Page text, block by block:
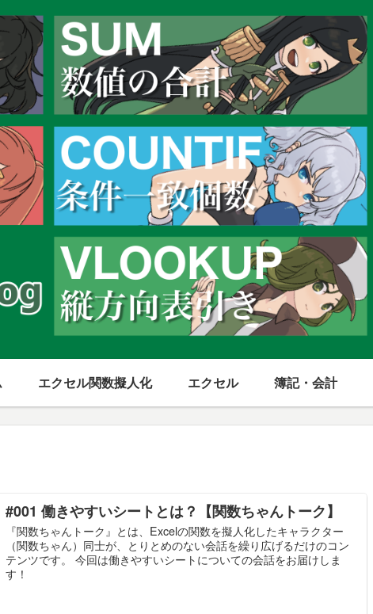
エクセル関数擬人化 エクセル 簿記・会計
#001 働きやすいシートとは？【関数ちゃんトーク】
『関数ちゃんトーク』とは、Excelの関数を擬人化したキャラクター
（関数ちゃん）同士が、とりとめのない会話を繰り広げるだけのコン
テンツです。 今回は働きやすいシートについての会話をお届けしま
す！